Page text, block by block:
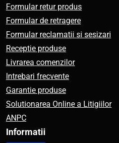
Formular retur produs
Formular de retragere
Formular reclamatii si sesizari
Receptie produse
Livrarea comenzilor
Intrebari frecvente
Garantie produse
Solutionarea Online a Litigiilor
ANPC
Informatii